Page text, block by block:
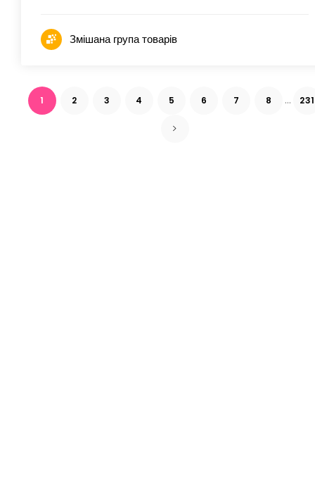
Змішана група товарів
1 2 3 4 5 6 7 8 ... 231